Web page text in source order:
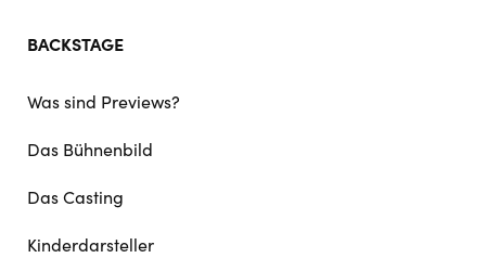
BACKSTAGE
Was sind Previews?
Das Bühnenbild
Das Casting
Kinderdarsteller